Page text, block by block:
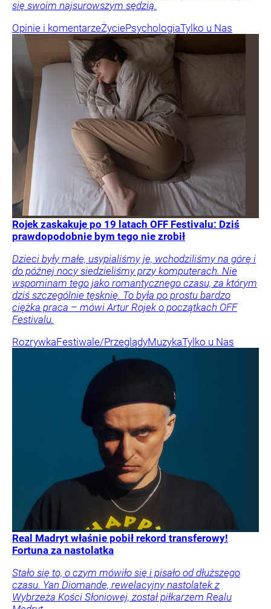
się swoim najsurowszym sędzią.
Opinie i komentarzeŻyciePsychologiaTylko u Nas
Rojek zaskakuje po 19 latach OFF Festivalu: Dziś
prawdopodobnie bym tego nie zrobił
Dzieci były małe, usypialiśmy je, wchodziliśmy na górę i
do późnej nocy siedzieliśmy przy komputerach. Nie
wspominam tego jako romantycznego czasu, za którym
dziś szczególnie tęsknię. To była po prostu bardzo
ciężka praca – mówi Artur Rojek o początkach OFF
Festivalu.
RozrywkaFestiwale/PrzeglądyMuzykaTylko u Nas
Real Madryt właśnie pobił rekord transferowy!
Fortuna za nastolatka
Stało się to, o czym mówiło się i pisało od dłuższego
czasu. Yan Diomande, rewelacyjny nastolatek z
Wybrzeża Kości Słoniowej, został piłkarzem Realu